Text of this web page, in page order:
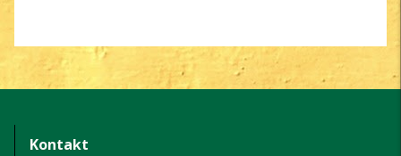
Kontakt